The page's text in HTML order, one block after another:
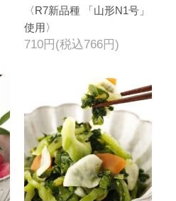
〈R7新品種 「山形N1号」
使用〉
710円(税込766円)